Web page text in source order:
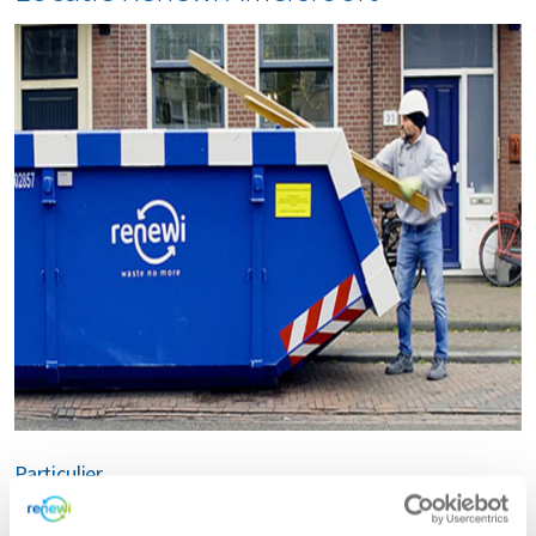
Particulier
Ga je verbouwen, opruimen of tuinieren? Bij Renewi huur